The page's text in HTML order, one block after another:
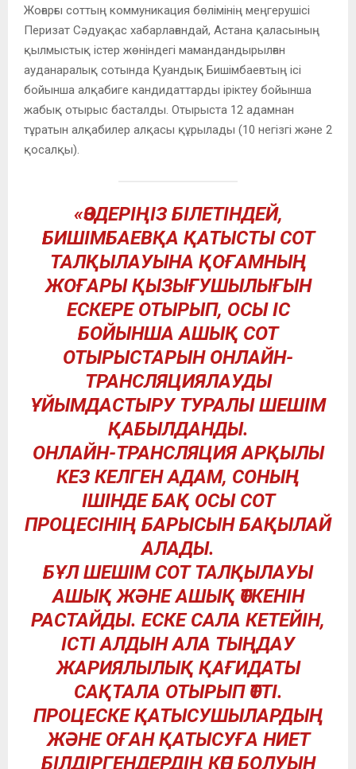
Жоғарғы соттың коммуникация бөлімінің меңгерушісі
Перизат Сәдуақас хабарлағандай, Астана қаласының
қылмыстық істер жөніндегі мамандандырылған
ауданаралық сотында Қуандық Бишімбаевтың ісі
бойынша алқабиге кандидаттарды іріктеу бойынша
жабық отырыс басталды. Отырыста 12 адамнан
тұратын алқабилер алқасы құрылады (10 негізгі және 2
қосалқы).
«ӨЗДЕРІҢІЗ БІЛЕТІНДЕЙ,
БИШІМБАЕВҚА ҚАТЫСТЫ СОТ
ТАЛҚЫЛАУЫНА ҚОҒАМНЫҢ
ЖОҒАРЫ ҚЫЗЫҒУШЫЛЫҒЫН
ЕСКЕРЕ ОТЫРЫП, ОСЫ ІС
БОЙЫНША АШЫҚ СОТ
ОТЫРЫСТАРЫН ОНЛАЙН-
ТРАНСЛЯЦИЯЛАУДЫ
ҰЙЫМДАСТЫРУ ТУРАЛЫ ШЕШІМ
ҚАБЫЛДАНДЫ.
ОНЛАЙН-ТРАНСЛЯЦИЯ АРҚЫЛЫ
КЕЗ КЕЛГЕН АДАМ, СОНЫҢ
ІШІНДЕ БАҚ ОСЫ СОТ
ПРОЦЕСІНІҢ БАРЫСЫН БАҚЫЛАЙ
АЛАДЫ.
БҰЛ ШЕШІМ СОТ ТАЛҚЫЛАУЫ
АШЫҚ ЖӘНЕ АШЫҚ ӨТКЕНІН
РАСТАЙДЫ. ЕСКЕ САЛА КЕТЕЙІН,
ІСТІ АЛДЫН АЛА ТЫҢДАУ
ЖАРИЯЛЫЛЫҚ ҚАҒИДАТЫ
САҚТАЛА ОТЫРЫП ӨТТІ.
ПРОЦЕСКЕ ҚАТЫСУШЫЛАРДЫҢ
ЖӘНЕ ОҒАН ҚАТЫСУҒА НИЕТ
БІЛДІРГЕНДЕРДІҢ КӨП БОЛУЫН